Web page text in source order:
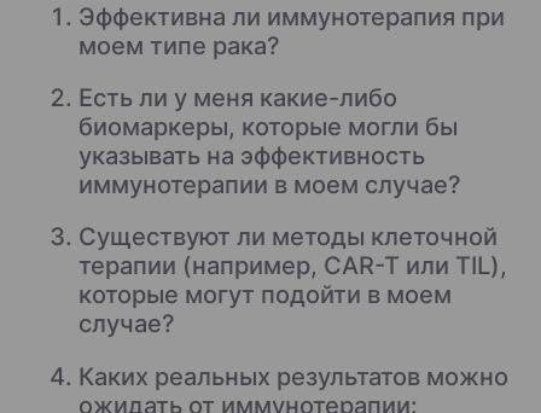
Эффективна ли иммунотерапия при
моем типе рака?
Есть ли у меня какие-либо
биомаркеры, которые могли бы
указывать на эффективность
иммунотерапии в моем случае?
Существуют ли методы клеточной
терапии (например, CAR-T или TIL),
которые могут подойти в моем
случае?
Каких реальных результатов можно
ожидать от иммунотерапии: